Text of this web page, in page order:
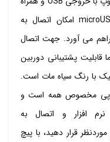
جی
عدد
دو مبدل جهت اتصال به USBC و microUSB امکان اتصال به
می آورد. جهت اتصال
پشتیبانی دوربین
با رنگ سیاه مات است‏.‏
مخصوص همه است و
افزار و اتصال به
قرار دهید، با پیچ